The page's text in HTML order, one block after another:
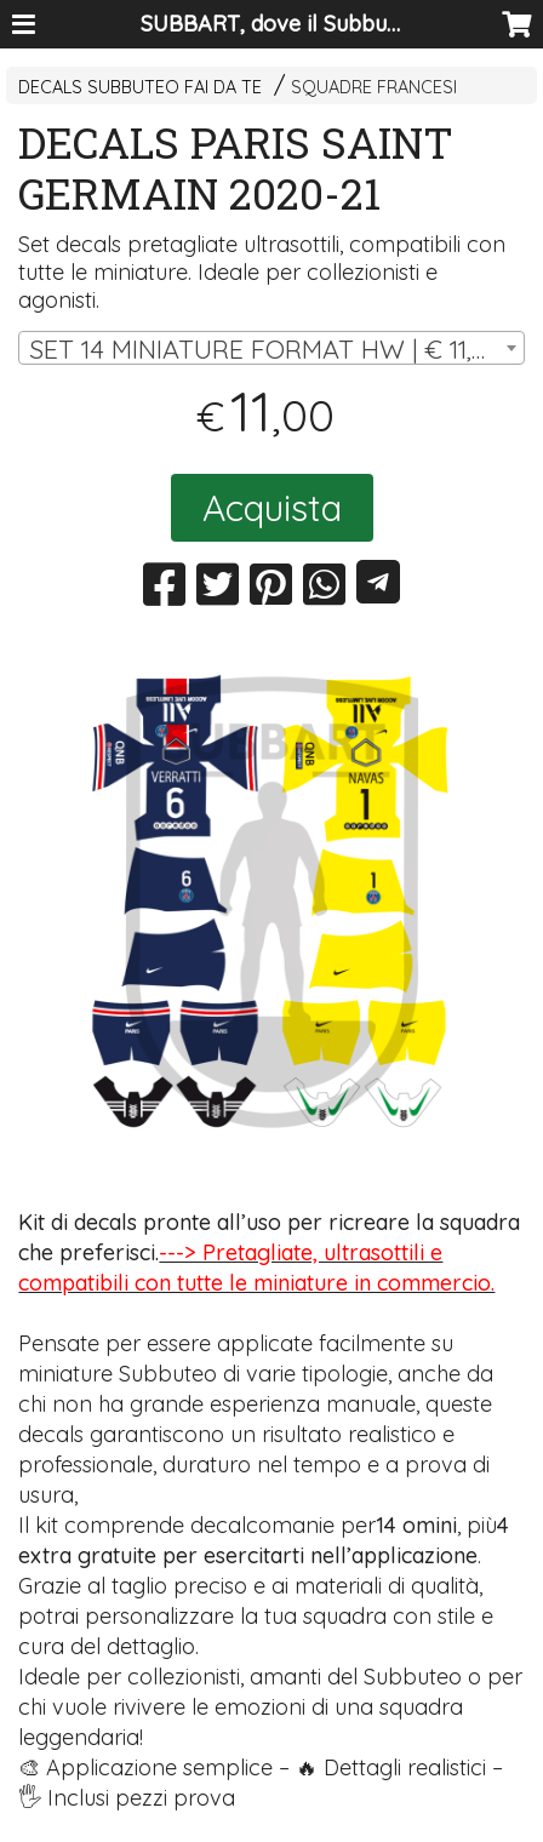
SUBBART, dove il Subbuteo diventa arte
DECALS SUBBUTEO FAI DA TE SQUADRE FRANCESI
DECALS PARIS SAINT
GERMAIN 2020-21
Set decals pretagliate ultrasottili, compatibili con
tutte le miniature. Ideale per collezionisti e
agonisti.
SET 14 MINIATURE FORMAT HW | € 11,00
€11,00
Acquista
Kit di decals pronte all’uso per ricreare la squadra
che preferisci.---> Pretagliate, ultrasottili e
compatibili con tutte le miniature in commercio.
Pensate per essere applicate facilmente su
miniature Subbuteo di varie tipologie, anche da
chi non ha grande esperienza manuale, queste
decals garantiscono un risultato realistico e
professionale, duraturo nel tempo e a prova di
usura,
Il kit comprende decalcomanie per14 omini, più4
extra gratuite per esercitarti nell’applicazione.
Grazie al taglio preciso e ai materiali di qualità,
potrai personalizzare la tua squadra con stile e
cura del dettaglio.
Ideale per collezionisti, amanti del Subbuteo o per
chi vuole rivivere le emozioni di una squadra
leggendaria!
🎨 Applicazione semplice – 🔥 Dettagli realistici –
🖐️ Inclusi pezzi prova